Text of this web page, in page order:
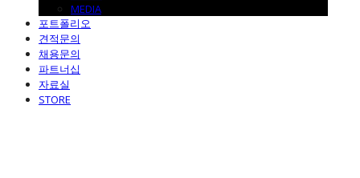
MEDIA
포트폴리오
견적문의
채용문의
파트너십
자료실
STORE